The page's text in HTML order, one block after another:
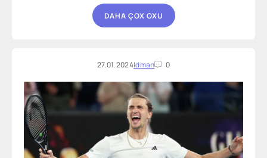
DAHA ÇOX OXU
27.01.2024Idman 0